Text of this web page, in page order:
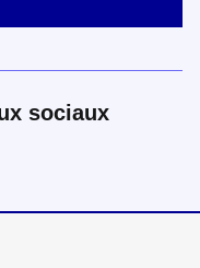
sociaux